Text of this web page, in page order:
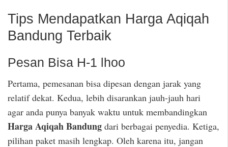
Tips Mendapatkan Harga Aqiqah
Bandung Terbaik
Pesan Bisa H-1 lhoo
Pertama, pemesanan bisa dipesan dengan jarak yang
relatif dekat. Kedua, lebih disarankan jauh-jauh hari
agar anda punya banyak waktu untuk membandingkan
Harga Aqiqah Bandung dari berbagai penyedia. Ketiga,
pilihan paket masih lengkap. Oleh karena itu, jangan